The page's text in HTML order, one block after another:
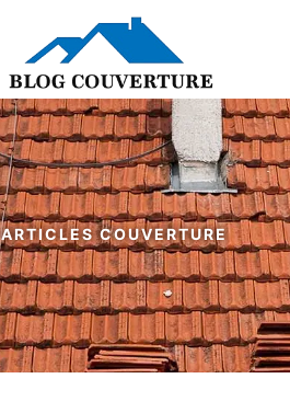
ARTICLES COUVERTURE